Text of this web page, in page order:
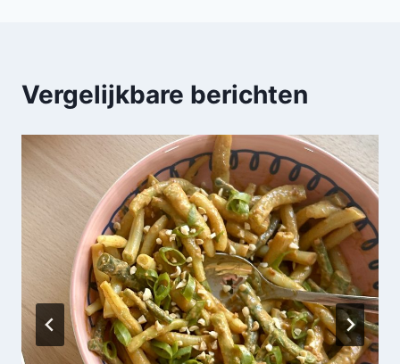
Vergelijkbare berichten